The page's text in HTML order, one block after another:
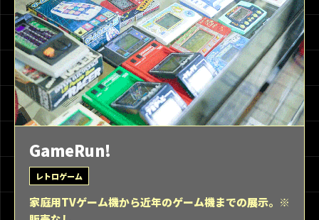
GameRun!
レトロゲーム
家庭用TVゲーム機から近年のゲーム機までの展示。※